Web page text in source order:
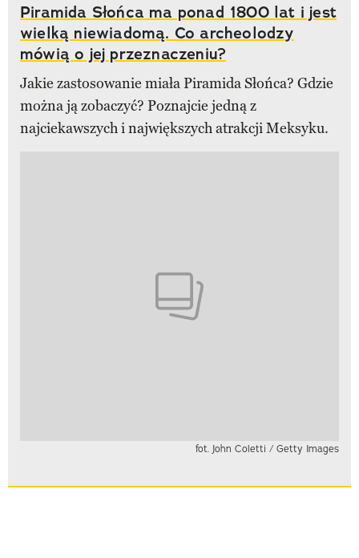
Piramida Słońca ma ponad 1800 lat i jest
wielką niewiadomą. Co archeolodzy
mówią o jej przeznaczeniu?
Jakie zastosowanie miała Piramida Słońca? Gdzie
można ją zobaczyć? Poznajcie jedną z
najciekawszych i największych atrakcji Meksyku.
fot. John Coletti / Getty Images